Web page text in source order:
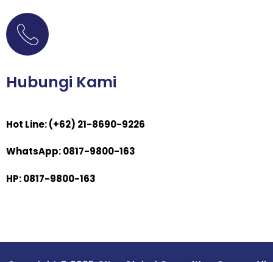
Hubungi Kami
Hot Line: (+62) 21-8690-9226
WhatsApp: 0817-9800-163
HP: 0817-9800-163